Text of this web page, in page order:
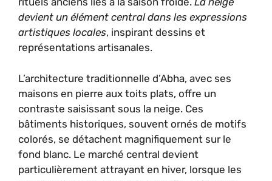
devient un élément central dans les expressions
artistiques locales, inspirant dessins et
représentations artisanales.
L’architecture traditionnelle d’Abha, avec ses
maisons en pierre aux toits plats, offre un
contraste saisissant sous la neige. Ces
bâtiments historiques, souvent ornés de motifs
colorés, se détachent magnifiquement sur le
fond blanc. Le marché central devient
particulièrement attrayant en hiver, lorsque les